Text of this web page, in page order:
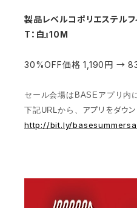
製品レベルコポリエステル
T：白』10M
30%OFF価格 1,190円 →
セール会場はBASEアプリ内
下記URLから、 アプリをダウ
http://bit.ly/